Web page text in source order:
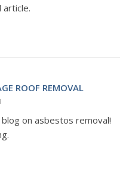
article.
ROOF REMOVAL
on asbestos removal!